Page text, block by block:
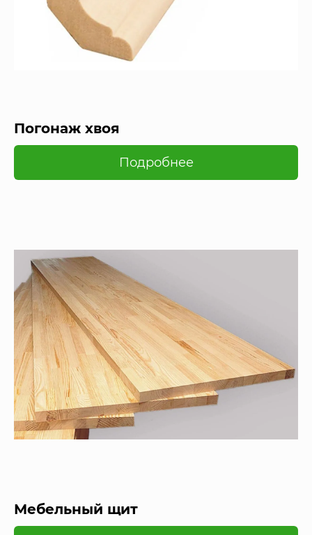
Погонаж хвоя
Подробнее
Мебельный щит